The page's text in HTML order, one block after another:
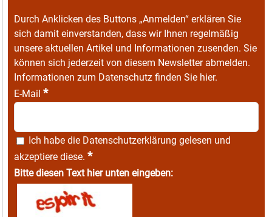
Durch Anklicken des Buttons „Anmelden“ erklären Sie
sich damit einverstanden, dass wir Ihnen regelmäßig
unsere aktuellen Artikel und Informationen zusenden. Sie
können sich jederzeit von diesem Newsletter abmelden.
Informationen zum Datenschutz finden Sie hier.
E-Mail *
Ich habe die Datenschutzerklärung gelesen und
akzeptiere diese. *
Bitte diesen Text hier unten eingeben: